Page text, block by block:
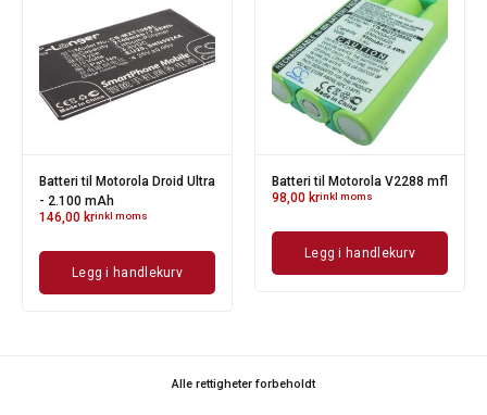
Batteri til Motorola Droid Ultra
- 2.100 mAh
146,00 krinkl moms
Legg i handlekurv
Batteri til Motorola V2288 mfl
98,00 krinkl moms
Legg i handlekurv
Alle rettigheter forbeholdt